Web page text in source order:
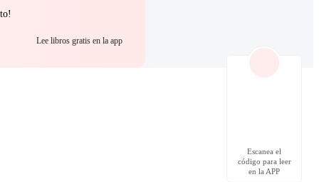
Lee libros gratis en la app
Escanea el
código para leer
en la APP